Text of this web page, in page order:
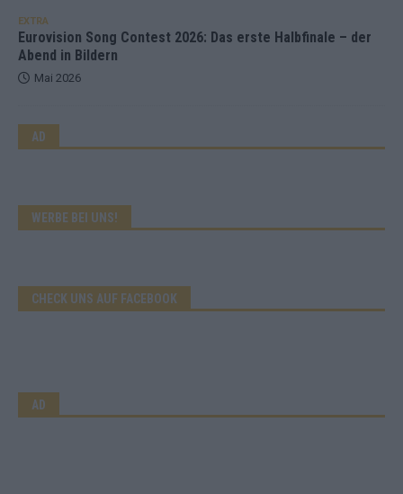
EXTRA
Eurovision Song Contest 2026: Das erste Halbfinale – der
Abend in Bildern
Mai 2026
AD
WERBE BEI UNS!
CHECK UNS AUF FACEBOOK
AD